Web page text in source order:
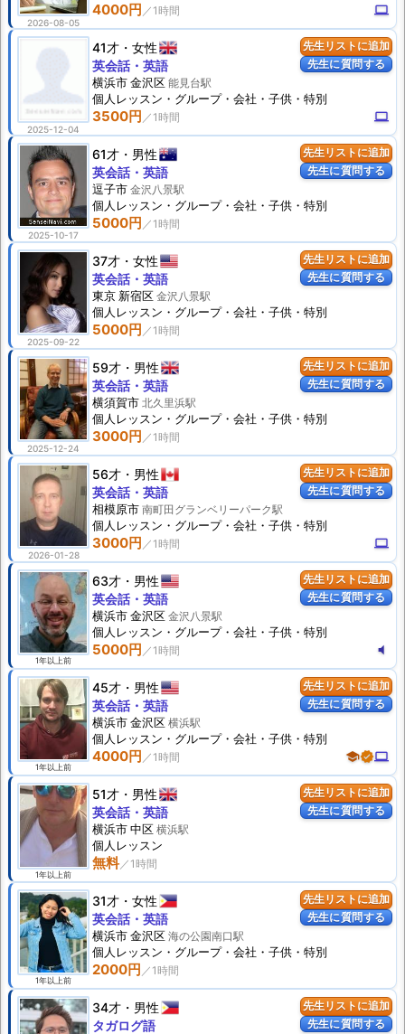
2026-08-05
4000円 computer
先生リストに追加
先生に質問する
2025-12-04
41才 女性
3500円 computer
英会話・英語
横浜市 金沢区 能見台駅
個人 レッスン ・グループ・会社・子供・特別
先生リストに追加
先生に質問する
2025-10-17
61才 男性
5000円
英会話・英語
逗子市 金沢八景駅
個人 レッスン ・グループ・会社・子供・特別
先生リストに追加
先生に質問する
2025-09-22
37才 女性
5000円
英会話・英語
東京 新宿区 金沢八景駅
個人 レッスン ・グループ・会社・子供・特別
先生リストに追加
先生に質問する
2025-12-24
59才 男性
3000円
英会話・英語
横須賀市 北久里浜駅
個人 レッスン ・グループ・会社・子供・特別
先生リストに追加
先生に質問する
2026-01-28
56才 男性
3000円 computer
英会話・英語
相模原市 南町田グランベリーパーク駅
個人 レッスン ・グループ・会社・子供・特別
先生リストに追加
先生に質問する
1年以上前
63才 男性
5000円 volume_mute
英会話・英語
横浜市 金沢区 金沢八景駅
個人 レッスン ・グループ・会社・子供・特別
先生リストに追加
先生に質問する
1年以上前
45才 男性
4000円 schoolverifiedcomputer
英会話・英語
横浜市 金沢区 横浜駅
個人 レッスン ・グループ・会社・子供・特別
先生リストに追加
先生に質問する
1年以上前
51才 男性
無料
英会話・英語
横浜市 中区 横浜駅
個人 レッスン
先生リストに追加
先生に質問する
1年以上前
31才 女性
2000円
英会話・英語
横浜市 金沢区 海の公園南口駅
個人 レッスン ・グループ・会社・子供・特別
先生リストに追加
先生に質問する
34才 男性
タガログ語